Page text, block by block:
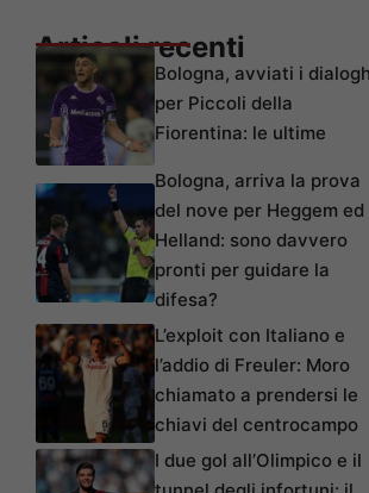
Articoli recenti
Bologna, avviati i
per Piccoli della
Fiorentina: le ultime
Bologna, arriva la prova
del nove per Heggem ed
Helland: sono davvero
pronti per guidare la
difesa?
L’exploit con Italiano e
l’addio di Freuler: Moro
chiamato a prendersi le
chiavi del centrocampo
I due gol all’Olimpico e il